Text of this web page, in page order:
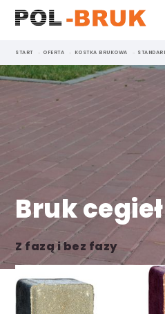
START OFERTA KOSTKA BRUKOWA
Bruk
Z fazą i bez fazy